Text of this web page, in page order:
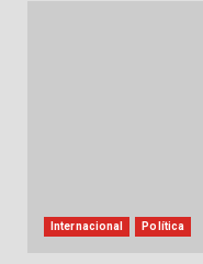
Internacional Política